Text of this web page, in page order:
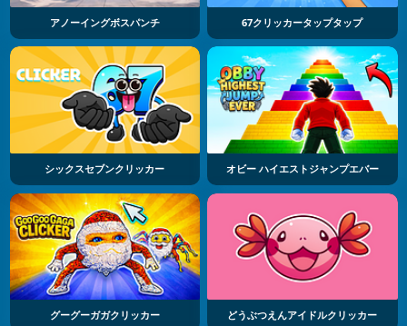
アノーイングボスパンチ 67クリッカータップタップ
シックスセブンクリッカー オビー ハイエストジャンプエバー
グーグーガガクリッカー どうぶつえんアイドルクリッカー